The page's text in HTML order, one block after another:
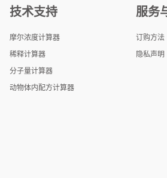
技术支持
摩尔浓度计算器
稀释计算器
分子量计算器
动物体内配方计算器
服务
订购方法
隐私声明